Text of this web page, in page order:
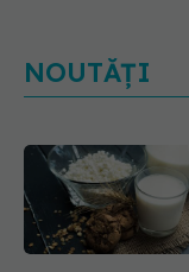
NOUTĂȚI